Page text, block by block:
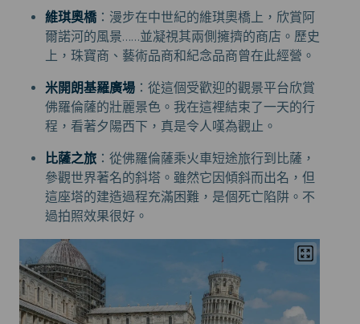
維琪奧橋 ：漫步在中世紀的維琪奧橋上，欣賞阿
爾諾河的風景……並凝視其兩側擁擠的商店。歷史
上，珠寶商、藝術品商和紀念品商曾在此經營。
米開朗基羅廣場 ：從這個受歡迎的觀景平台欣賞
佛羅倫薩的壯麗景色。我在這裡結束了一天的行
程，看著夕陽西下，真是令人嘆為觀止。
比薩之旅 ：從佛羅倫薩乘火車短途旅行到比薩，
參觀世界著名的斜塔。雖然它因傾斜而出名，但
這座塔的建造過程充滿困難，是個死亡陷阱。不
過拍照效果很好。